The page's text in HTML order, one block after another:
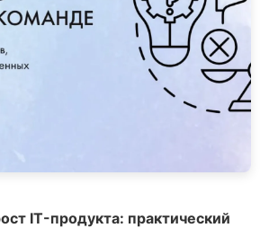
IT-продукта: практический